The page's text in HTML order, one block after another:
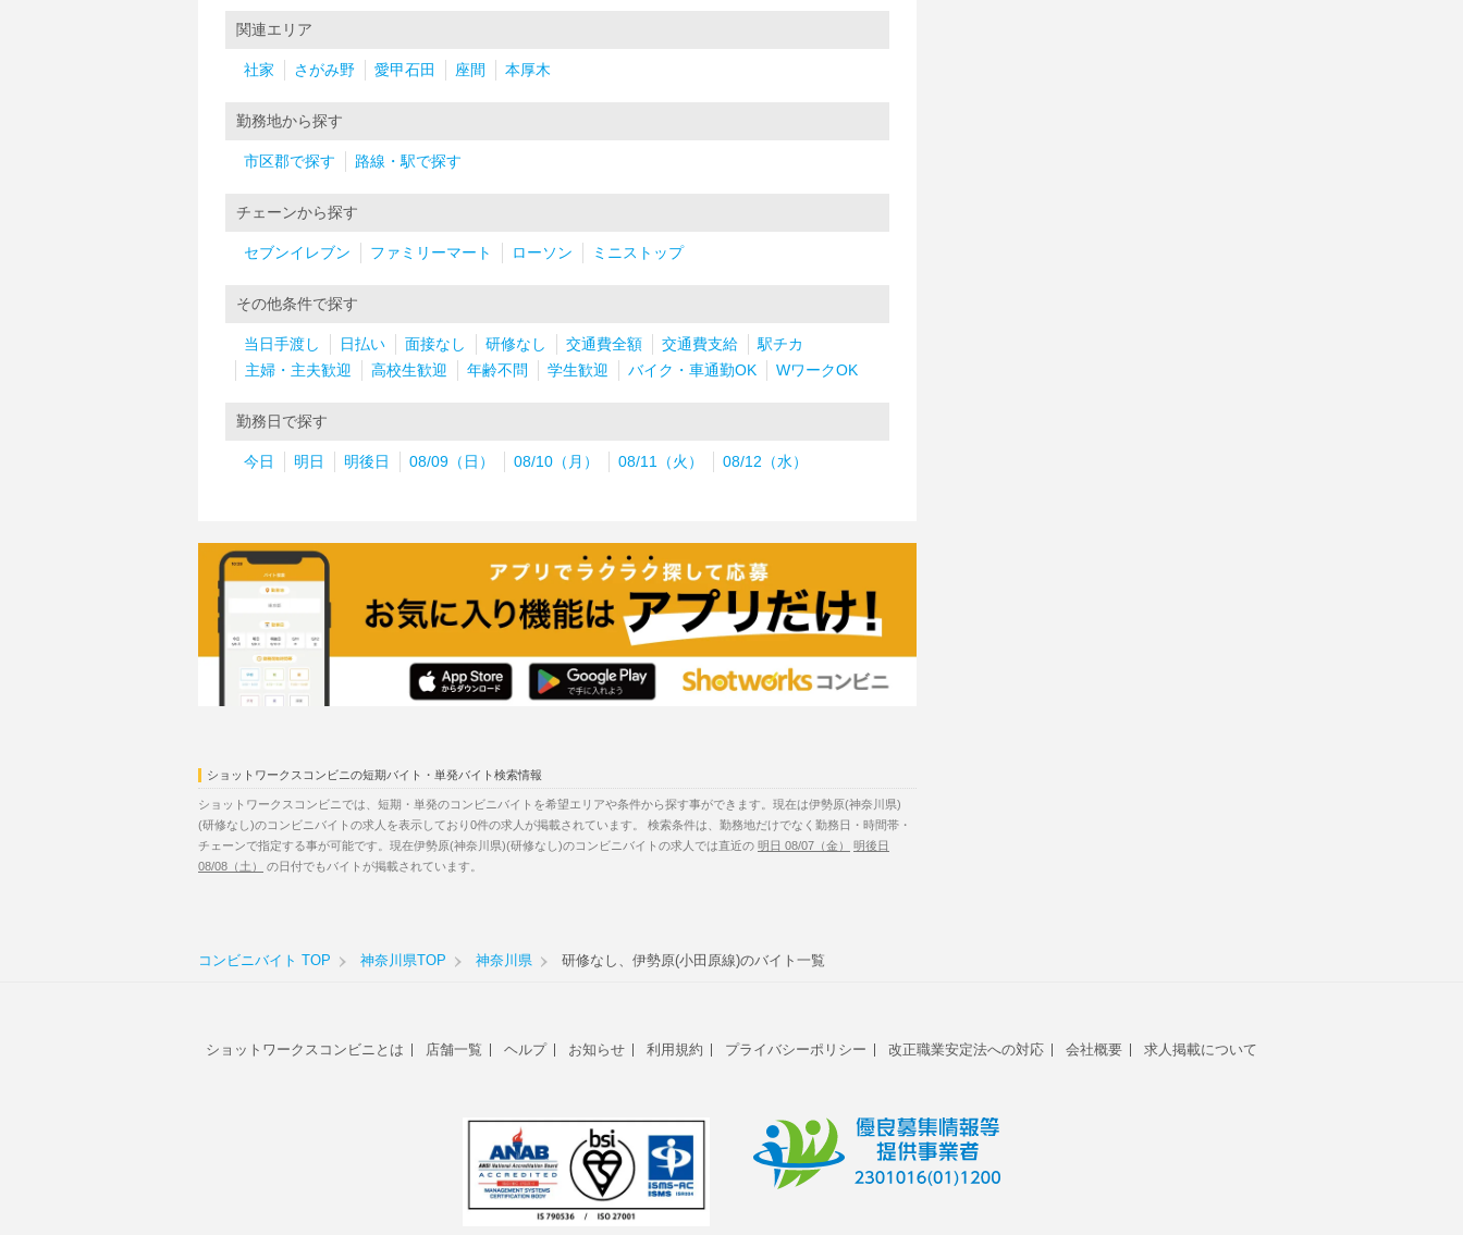
関連エリア
社家 さがみ野 愛甲石田 座間 本厚木
勤務地から探す
市区郡で探す 路線・駅で探す
チェーンから探す
セブンイレブン ファミリーマート ローソン ミニストップ
その他条件で探す
当日手渡し 日払い 面接なし 研修なし 交通費全額 交通費支給
駅チカ
主婦・主夫歓迎
高校生歓迎 年齢不問 学生歓迎 バイク・車通勤OK WワークOK
勤務日で探す
今日 明日 明後日 08/09（日） 08/10（月） 08/11（火） 08/12（水）
ショットワークスコンビニの短期バイト・単発バイト検索情報
ショットワークスコンビニでは、短期・単発のコンビニバイトを希望エリアや条件から探す事ができます。現在は伊勢原(神奈川県)
(研修なし)のコンビニバイトの求人を表示しており0件の求人が掲載されています。 検索条件は、勤務地だけでなく勤務日・時間帯・
チェーンで指定する事が可能です。現在伊勢原(神奈川県)(研修なし)のコンビニバイトの求人では直近の 明日 08/07（金）
明後日
08/08（土）
の日付でもバイトが掲載されています。
コンビニバイト TOP 神奈川県TOP 神奈川県 研修なし、伊勢原(小田原線)のバイト一覧
ショットワークスコンビニとは 店舗一覧 ヘルプ お知らせ 利用規約 プライバシーポリシー 改正職業安定法への対応 会社概要 求人掲載について